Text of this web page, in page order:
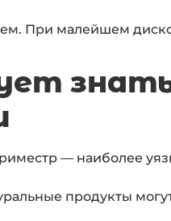
При малейшем
— наиболее
продукты